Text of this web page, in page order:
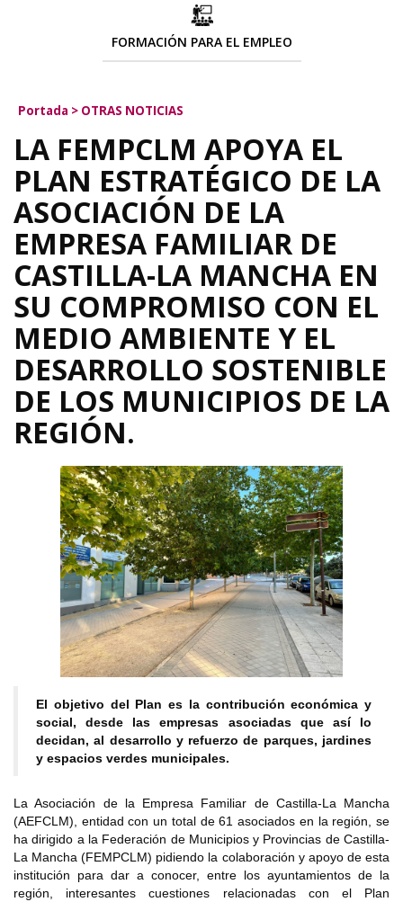
FORMACIÓN PARA EL EMPLEO
Portada > OTRAS NOTICIAS
LA FEMPCLM APOYA EL
PLAN ESTRATÉGICO DE LA
ASOCIACIÓN DE LA
EMPRESA FAMILIAR DE
CASTILLA-LA MANCHA EN
SU COMPROMISO CON EL
MEDIO AMBIENTE Y EL
DESARROLLO SOSTENIBLE
DE LOS MUNICIPIOS DE LA
REGIÓN.
El objetivo del Plan es la contribución económica y
social, desde las empresas asociadas que así lo
decidan, al desarrollo y refuerzo de parques, jardines
y espacios verdes municipales.
La Asociación de la Empresa Familiar de Castilla-La Mancha
(AEFCLM), entidad con un total de 61 asociados en la región, se
ha dirigido a la Federación de Municipios y Provincias de Castilla-
La Mancha (FEMPCLM) pidiendo la colaboración y apoyo de esta
institución para dar a conocer, entre los ayuntamientos de la
región, interesantes cuestiones relacionadas con el Plan